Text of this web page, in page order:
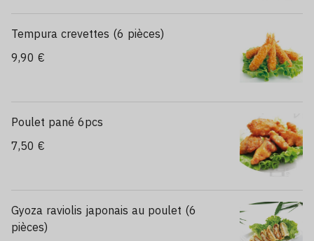
Tempura crevettes (6 pièces)
9,90 €
Poulet pané 6pcs
7,50 €
Gyoza raviolis japonais au poulet (6
pièces)